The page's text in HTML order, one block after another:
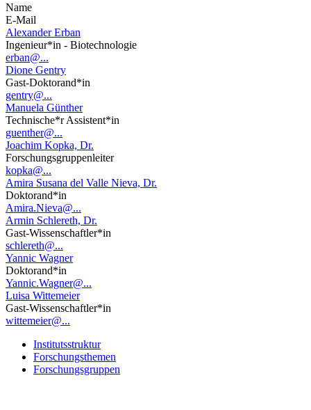
Name
E-Mail
Alexander Erban
Ingenieur*in - Biotechnologie
erban@...
Dione Gentry
Gast-Doktorand*in
gentry@...
Manuela Günther
Technische*r Assistent*in
guenther@...
Joachim Kopka, Dr.
Forschungsgruppenleiter
kopka@...
Amira Susana del Valle Nieva, Dr.
Doktorand*in
Amira.Nieva@...
Armin Schlereth, Dr.
Gast-Wissenschaftler*in
schlereth@...
Yannic Wagner
Doktorand*in
Yannic.Wagner@...
Luisa Wittemeier
Gast-Wissenschaftler*in
wittemeier@...
Institutsstruktur
Forschungsthemen
Forschungsgruppen